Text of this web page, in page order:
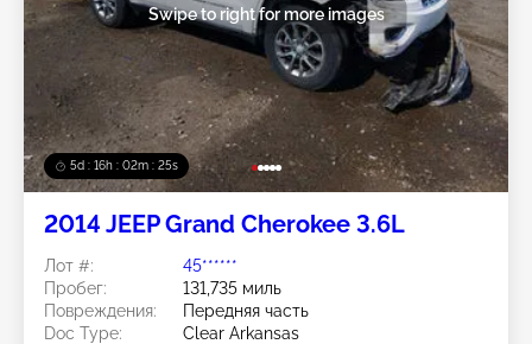
5d : 16h : 02m : 22s
Swipe to right for more images
2014 JEEP Grand Cherokee 3.6L
Лот #:
45******
Пробег:
131,735 миль
Повреждения:
Передняя часть
Doc Type:
Clear Arkansas